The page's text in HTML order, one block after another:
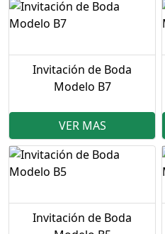
Invitación de Boda
Modelo B7
VER MAS
Invitación de Boda